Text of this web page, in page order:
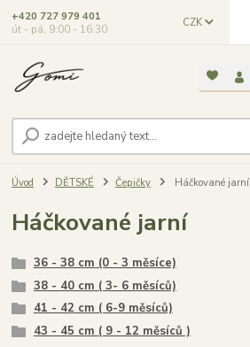
CZK
+420 727 979 401
út - pá, 9:00 - 16:30
Úvod DĚTSKÉ Čepičky Háčkované jarní
Háčkované jarní
36 - 38 cm (0 - 3 měsíce)
38 - 40 cm ( 3- 6 měsíců)
41 - 42 cm ( 6-9 měsíců)
43 - 45 cm ( 9 - 12 měsíců )